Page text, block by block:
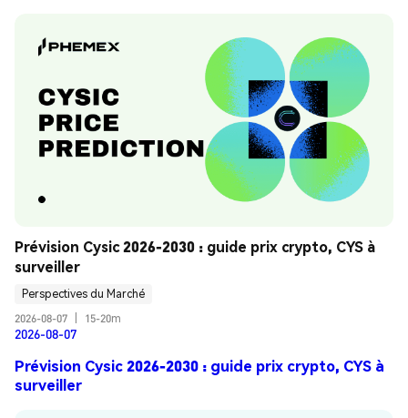
Prévision Cysic 2026-2030 : guide prix crypto, CYS à
surveiller
Perspectives du Marché
2026-08-07
15-20m
2026-08-07
Prévision Cysic 2026-2030 : guide prix crypto, CYS à
surveiller